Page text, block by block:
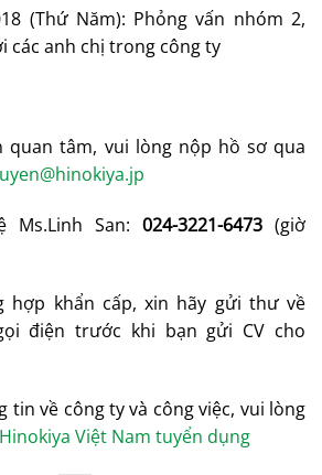
(Thứ Năm): Phỏng vấn nhóm 2,
các anh chị trong công ty
quan tâm, vui lòng nộp hồ sơ qua
Ms.Linh San: 024-3221-6473 (giờ
hợp khẩn cấp, xin hãy gửi thư về
điện trước khi bạn gửi CV cho
về công ty và công việc, vui lòng
Hinokiya Việt Nam tuyển dụng